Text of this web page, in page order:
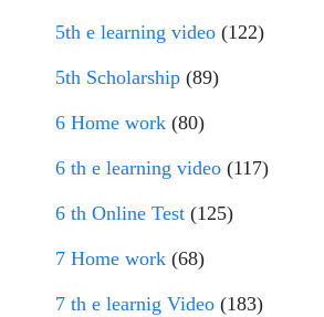
5th e learning video (122)
5th Scholarship (89)
6 Home work (80)
6 th e learning video (117)
6 th Online Test (125)
7 Home work (68)
7 th e learnig Video (183)